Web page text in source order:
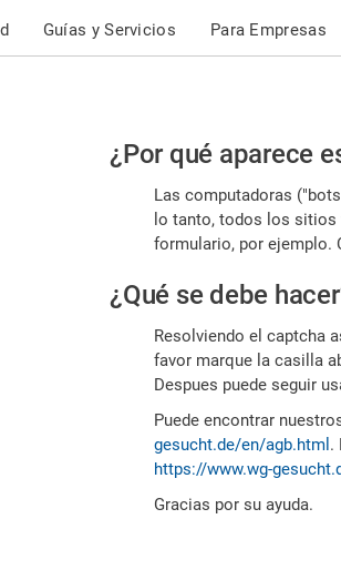
Guías y Servicios Para Empresas
Por
favor,
confirme
es
humano
¿Por qué aparece
Las computadoras
lo tanto, todos los sitios
formulario, por ejemplo.
¿Qué se debe
Resolviendo el captcha
favor marque la casilla
Despues puede seguir
Puede encontrar
gesucht.de/en/agb.html .
https://www.wg-
Gracias por su ayuda.